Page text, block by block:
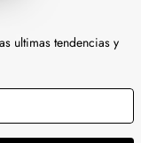
ultimas tendencias y